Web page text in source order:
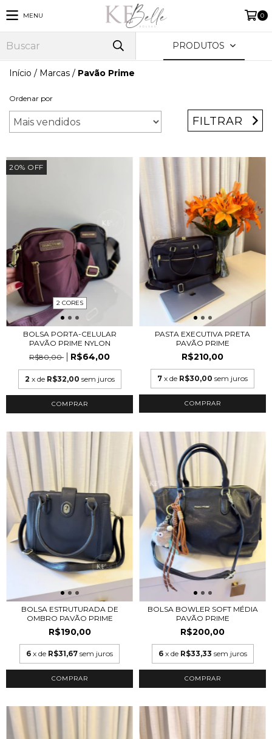
MENU 0
PRODUTOS
Início / Marcas / Pavão Prime
Ordenar por
FILTRAR
20% OFF
2 CORES
BOLSA PORTA-CELULAR
PAVÃO PRIME NYLON
R$80,00
R$64,00
2 x de R$32,00 sem juros
COMPRAR
PASTA EXECUTIVA PRETA
PAVÃO PRIME
R$210,00
7 x de R$30,00 sem juros
BOLSA ESTRUTURADA DE
OMBRO PAVÃO PRIME
R$190,00
6 x de R$31,67 sem juros
BOLSA BOWLER SOFT MÉDIA
PAVÃO PRIME
R$200,00
6 x de R$33,33 sem juros